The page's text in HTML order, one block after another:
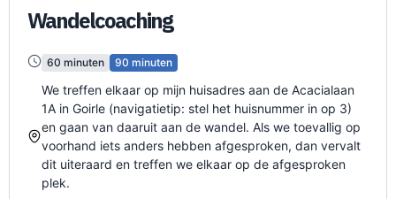
Wandelcoaching
60 minuten 90 minuten
We treffen elkaar op mijn huisadres aan de Acacialaan
1A in Goirle (navigatietip: stel het huisnummer in op 3)
en gaan van daaruit aan de wandel. Als we toevallig op
voorhand iets anders hebben afgesproken, dan vervalt
dit uiteraard en treffen we elkaar op de afgesproken
plek.